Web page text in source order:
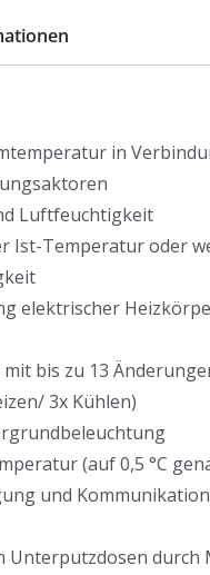
in
Luftfeuchtigkeit
Ist-Temperatur oder
elektrischer
bis zu 13
3x Kühlen)
(auf 0,5 °C
und
Unterputzdosen